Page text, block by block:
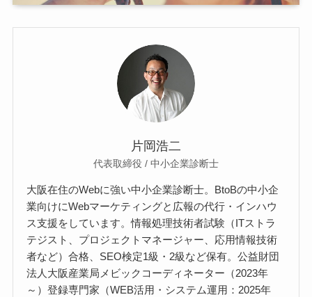
片岡浩二
代表取締役 / 中小企業診断士
大阪在住のWebに強い中小企業診断士。BtoBの中小企
業向けにWebマーケティングと広報の代行・インハウ
ス支援をしています。情報処理技術者試験（ITストラ
テジスト、プロジェクトマネージャー、応用情報技術
者など）合格、SEO検定1級・2級など保有。公益財団
法人大阪産業局メビックコーディネーター（2023年
～）登録専門家（WEB活用・システム運用：2025年